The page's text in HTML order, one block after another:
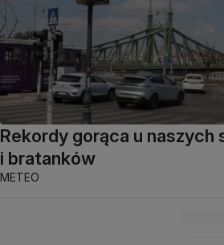
Rekordy gorąca u naszych
i bratanków
METEO